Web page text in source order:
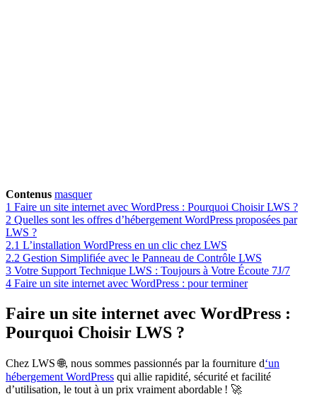
Contenus masquer
1 Faire un site internet avec WordPress : Pourquoi Choisir LWS ?
2 Quelles sont les offres d’hébergement WordPress proposées par
LWS ?
2.1 L’installation WordPress en un clic chez LWS
2.2 Gestion Simplifiée avec le Panneau de Contrôle LWS
3 Votre Support Technique LWS : Toujours à Votre Écoute 7J/7
4 Faire un site internet avec WordPress : pour terminer
Faire un site internet avec WordPress :
Pourquoi Choisir LWS ?
Chez LWS 🌐, nous sommes passionnés par la fourniture d‘un
hébergement WordPress qui allie rapidité, sécurité et facilité
d’utilisation, le tout à un prix vraiment abordable ! 🚀